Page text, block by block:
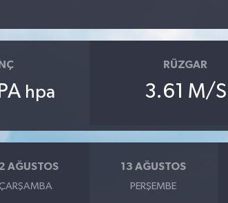
hpa
RÜZGAR
3.61 M/S
AĞUSTOS 13 AĞUSTOS
PERŞEMBE